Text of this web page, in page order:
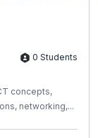
0 Students
concepts,
networking,...